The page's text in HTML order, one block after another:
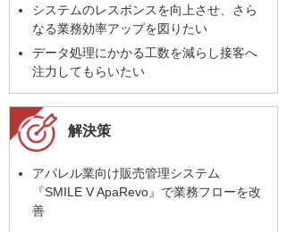
システムのレスポンスを向上させ、さら
なる業務効率アップを図りたい
データ処理にかかる工数を減らし接客へ
注力してもらいたい
解決策
アパレル業向け販売管理システム
『SMILE V ApaRevo』で業務フローを改
善